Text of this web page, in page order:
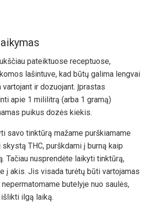
pateiktuose receptuose,
lašintuve, kad būtų galima lengvai
vartojant ir dozuojant. Įprastas
apie 1 mililitrą (arba 1 gramą)
puikus dozės kiekis.
savo tinktūrą mažame purškiamame
THC, purškdami į burną kaip
Tačiau nusprendėte laikyti tinktūrą,
į akis. Jis visada turėtų būti vartojamas
butelyje nuo saulės,
ilgą laiką.